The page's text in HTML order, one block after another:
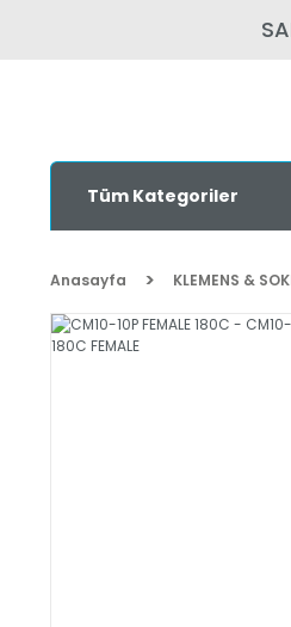
Tüm Kategoriler
Anasayfa KLEMENS &